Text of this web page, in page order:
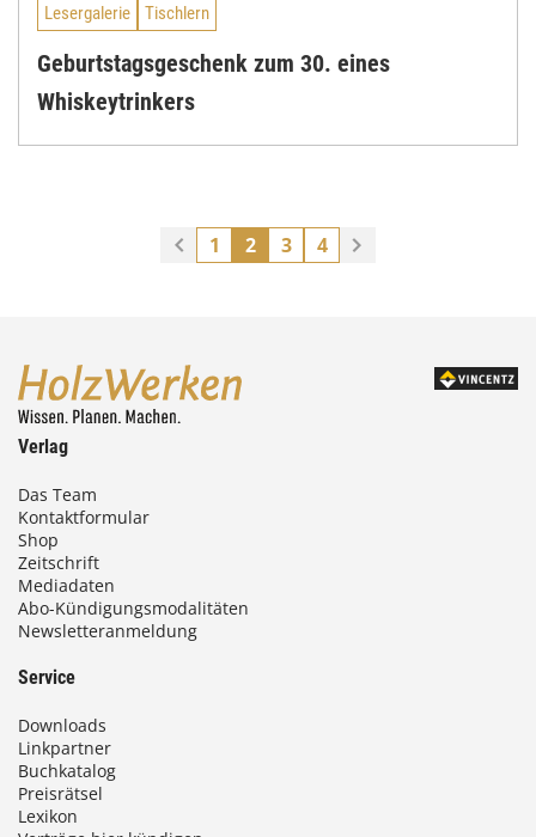
Lesergalerie Tischlern
Geburtstagsgeschenk zum 30. eines
Whiskeytrinkers
1 2 3 4
Verlag
Das Team
Kontaktformular
Shop
Zeitschrift
Mediadaten
Abo-Kündigungsmodalitäten
Newsletteranmeldung
Service
Downloads
Linkpartner
Buchkatalog
Preisrätsel
Lexikon